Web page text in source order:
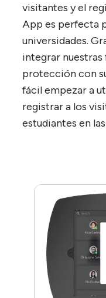
visitantes y el
App es perfecta
universidades.
integrar nuestras
protección con
fácil empezar a
registrar a los
estudiantes en